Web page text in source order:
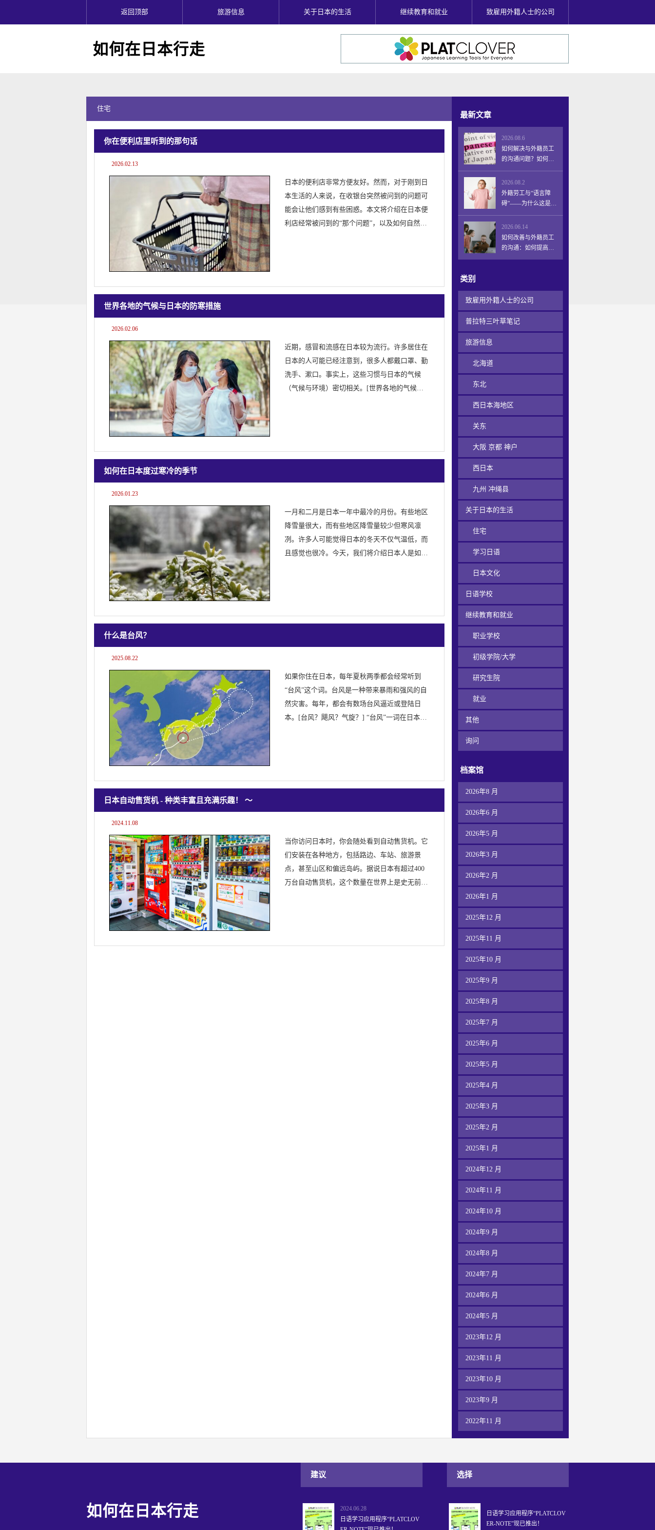
返回顶部 旅游信息 关于日本的生活 继续教育和就业 致雇用外籍人士的公司
如何在日本行走
住宅
你在便利店里听到的那句话
2026.02.13
日本的便利店非常方便友好。然而，对于刚到日
本生活的人来说，在收银台突然被问到的问题可
能会让他们感到有些困惑。本文将介绍在日本便
利店经常被问到的“那个问题”，以及如何自然巧
世界各地的气候与日本的防寒措施
2026.02.06
近期，感冒和流感在日本较为流行。许多居住在
日本的人可能已经注意到，很多人都戴口罩、勤
洗手、漱口。事实上，这些习惯与日本的气候
（气候与环境）密切相关。[世界各地的气候与
如何在日本度过寒冷的季节
2026.01.23
一月和二月是日本一年中最冷的月份。有些地区
降雪量很大，而有些地区降雪量较少但寒风凛
冽。许多人可能觉得日本的冬天不仅气温低，而
且感觉也很冷。今天，我们将介绍日本人是如何
什么是台风？
2025.08.22
如果你住在日本，每年夏秋两季都会经常听到
“台风”这个词。台风是一种带来暴雨和强风的自
然灾害。每年，都会有数场台风逼近或登陆日
本。[台风？飓风？气旋？] “台风”一词在日本和
日本自动售货机 - 种类丰富且充满乐趣！ ～
2024.11.08
当你访问日本时，你会随处看到自动售货机。它
们安装在各种地方，包括路边、车站、旅游景
点，甚至山区和偏远岛屿。据说日本有超过400
万台自动售货机，这个数量在世界上是史无前例
最新文章
2026.08.6
如何解决与外籍员工
的沟通问题？如何采
取切实可行的措施，
防止因语言障碍导致
的员工流失，并提高
员工留任率和工作成
2026.08.2
外籍劳工与“语言障
碍”——为什么这是一
个企业不能忽视的问
题。
2026.06.14
如何改善与外籍员工
的沟通：如何提高员
工留任率和工作成功
类别
致雇用外籍人士的公司
普拉特三叶草笔记
旅游信息
北海道
东北
西日本海地区
关东
大阪 京都 神户
西日本
九州 冲绳县
关于日本的生活
住宅
学习日语
日本文化
日语学校
继续教育和就业
职业学校
初级学院/大学
研究生院
就业
其他
询问
档案馆
2026年8 月
2026年6 月
2026年5 月
2026年3 月
2026年2 月
2026年1 月
2025年12 月
2025年11 月
2025年10 月
2025年9 月
2025年8 月
2025年7 月
2025年6 月
2025年5 月
2025年4 月
2025年3 月
2025年2 月
2025年1 月
2024年12 月
2024年11 月
2024年10 月
2024年9 月
2024年8 月
2024年7 月
2024年6 月
2024年5 月
2023年12 月
2023年11 月
2023年10 月
2023年9 月
2022年11 月
建议
2024.06.28
日语学习应用程序“PLATCLOV
选择
日语学习应用程序“PLATCLOV
ER-NOTE”现已推出！
如何在日本行走